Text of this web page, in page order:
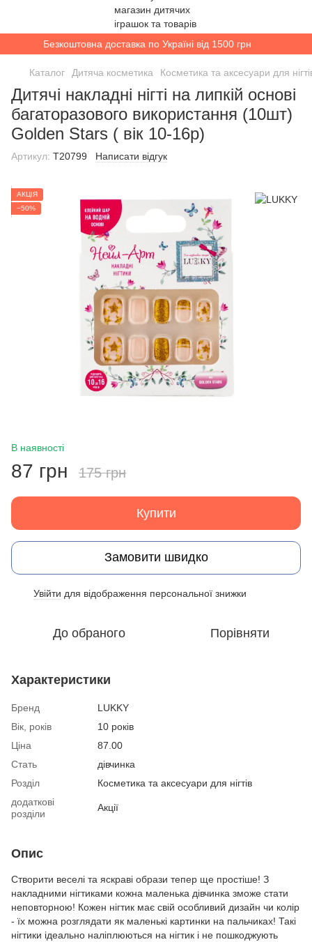
Безкоштовна доставка по Україні від 1500 грн
Каталог Дитяча косметика Косметика та аксесуари для
Дитячі накладні нігті на липкій основі
багаторазового використання (10шт)
Golden Stars ( вік 10-16р)
Артикул: T20799 Написати відгук
АКЦІЯ
−50%
В наявності
87 грн 175 грн
Купити
Замовити швидко
Увійти для відображення персональної знижки
До обраного Порівняти
Характеристики
Бренд
LUKKY
Вік, років
10 років
Ціна
87.00
Стать
дівчинка
Розділ
Косметика та аксесуари для нігтів
додаткові
розділи
Акції
Опис
Створити веселі та яскраві образи тепер ще простіше! З
накладними нігтиками кожна маленька дівчинка зможе стати
неповторною! Кожен нігтик має свій особливий дизайн чи колір
- їх можна розглядати як маленькі картинки на пальчиках! Такі
нігтики ідеально наліплюються на нігтик і не пошкоджують